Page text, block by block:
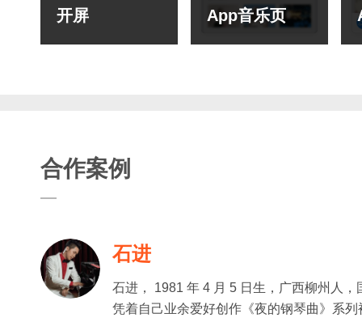
开屏
App音乐页
合作案例
石进
石进， 1981 年 4 月 5 日生，广西柳州人
凭着自己业余爱好创作《夜的钢琴曲》系